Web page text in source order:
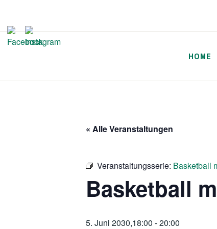
springen
HOME
« Alle Veranstaltungen
Veranstaltungsserie: Basketball
Basketball
5. Juni 2030,18:00 -20:00